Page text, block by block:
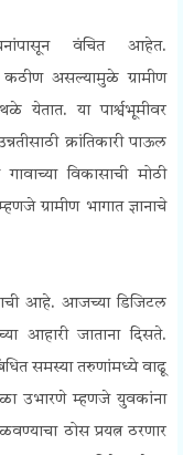
वंचित आहेत.
कठीण असल्यामुळे ग्रामीण
येतात. या पार्श्वभूमीवर
क्रांतिकारी पाऊल
विकासाची मोठी
ग्रामीण भागात ज्ञानाचे
आहे. आजच्या डिजिटल
आहारी जाताना दिसते.
समस्या तरुणांमध्ये वाढू
उभारणे म्हणजे युवकांना
ठोस प्रयत्न ठरणार